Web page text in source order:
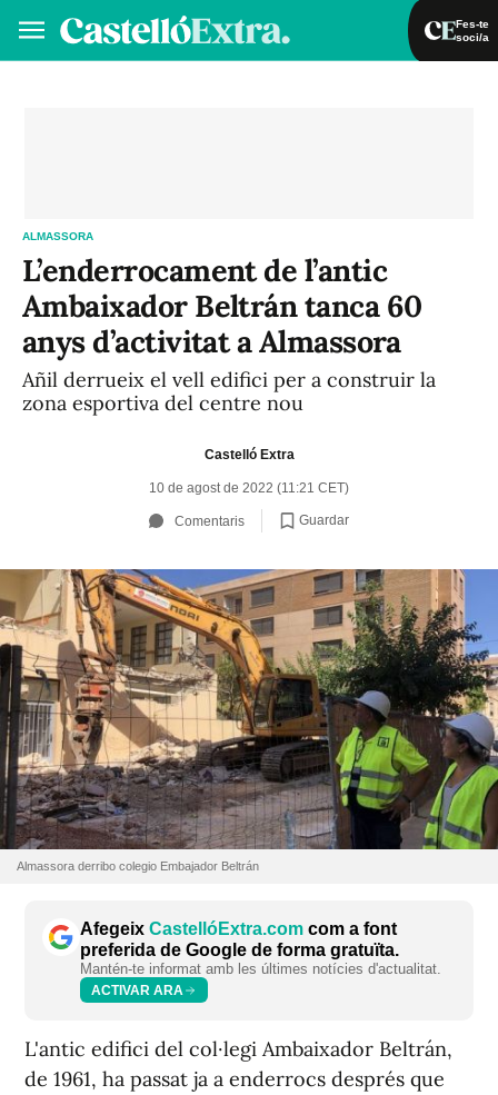
Fes-te
soci/a
ALMASSORA
L’enderrocament de l’antic
Ambaixador Beltrán tanca 60
anys d’activitat a Almassora
Añil derrueix el vell edifici per a construir la
zona esportiva del centre nou
Castelló Extra
10 de agost de 2022 (11:21 CET)
Comentaris Guardar
Almassora derribo colegio Embajador Beltrán
Afegeix CastellóExtra.com com a font
preferida de Google de forma gratuïta.
Mantén-te informat amb les últimes notícies d'actualitat.
ACTIVAR ARA
L'antic edifici del col·legi Ambaixador Beltrán,
de 1961, ha passat ja a enderrocs després que